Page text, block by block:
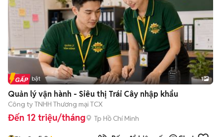
Tin nổi bật 1
Quản lý vận hành - Siêu thị Trái Cây nhập khẩu
Công ty TNHH Thương mại TCX
Đến 12 triệu/tháng Tp Hồ Chí Minh